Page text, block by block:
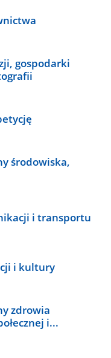
gospodarki
środowiska,
i transportu
i kultury
zdrowia
i...